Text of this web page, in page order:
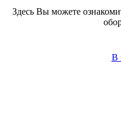
Здесь Вы можете
В